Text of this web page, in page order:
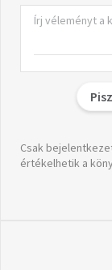
Csak
értékelhetik a